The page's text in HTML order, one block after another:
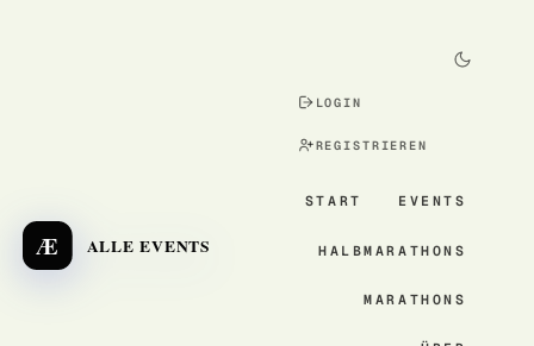
Æ ALLE EVENTS
LOGIN
REGISTRIEREN
START EVENTS
HALBMARATHONS
MARATHONS